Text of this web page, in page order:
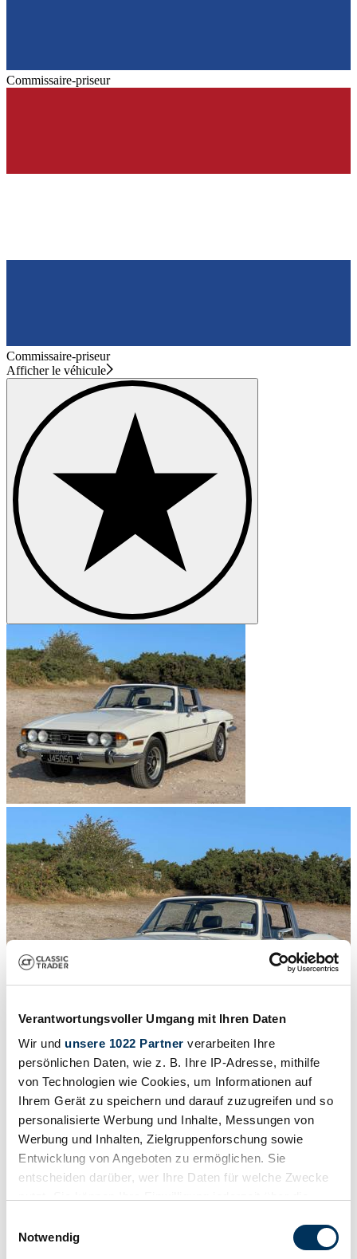
Verantwortungsvoller Umgang mit Ihren Daten
Wir und unsere 1022 Partner verarbeiten Ihre
persönlichen Daten, wie z. B. Ihre IP-Adresse, mithilfe
von Technologien wie Cookies, um Informationen auf
Ihrem Gerät zu speichern und darauf zuzugreifen und so
personalisierte Werbung und Inhalte, Messungen von
Werbung und Inhalten, Zielgruppenforschung sowie
Entwicklung von Angeboten zu ermöglichen. Sie
entscheiden darüber, wer Ihre Daten für welche Zwecke
Trigger Symbol ändern oder widerrufen
Notwendig
Commissaire-priseur
Commissaire-priseur
Afficher le véhicule
/12
1974 | Triumph Stag
Very tidy and solid Mk II Stag
22 111 €